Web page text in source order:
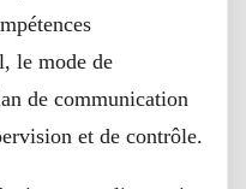
le mode de
de communication
et de contrôle.